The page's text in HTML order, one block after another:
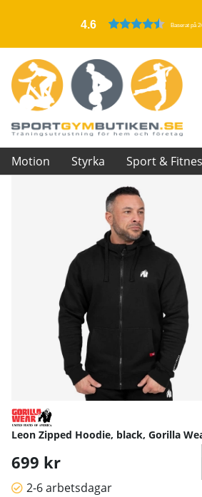
4.6 Baserat på
Motion Styrka Sport &
Leon Zipped Hoodie, black, Gorilla
699 kr
2-6 arbetsdagar